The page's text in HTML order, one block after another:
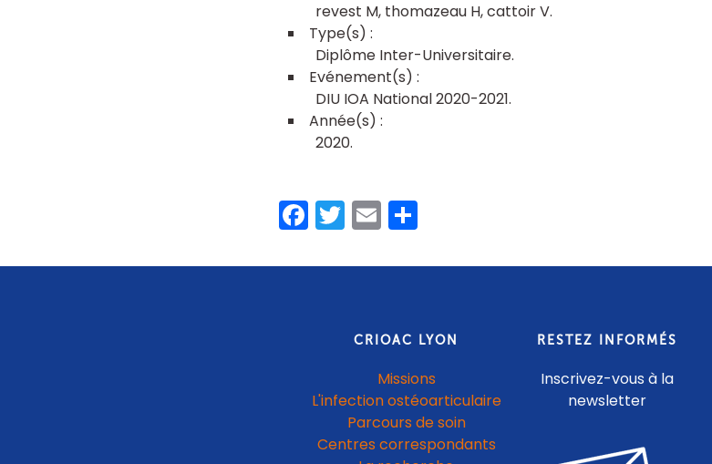
revest M thomazeau H cattoir V
Diplôme Inter-Universitaire
DIU IOA National 2020-2021
2020
Facebook
Twitter
Email
CRIOAC LYON
Missions
L'infection ostéoarticulaire
Parcours de soin
Centres correspondants
RESTEZ INFORMÉS
Inscrivez-vous à la
newsletter